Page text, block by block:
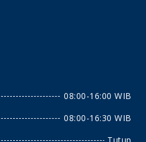
08:00-16:00 WIB
08:00-16:30 WIB